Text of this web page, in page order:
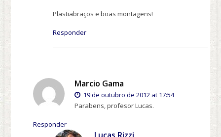
Plastiabraços e boas montagens!
Responder
Marcio Gama
19 de outubro de 2012 at 17:54
Parabens, profesor Lucas.
Responder